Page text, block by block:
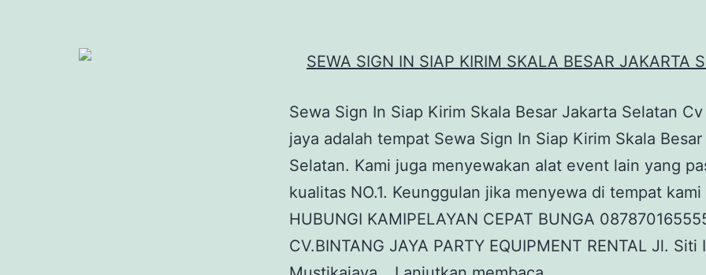
Sewa Sign In Siap Kirim Skala Besar Jakarta Selatan
jaya adalah tempat Sewa Sign In Siap Kirim Skala
Selatan. Kami juga menyewakan alat event lain yang
kualitas NO.1. Keunggulan jika menyewa di tempat kami
HUBUNGI KAMIPELAYAN CEPAT BUNGA
CV.BINTANG JAYA PARTY EQUIPMENT RENTAL Jl. Siti